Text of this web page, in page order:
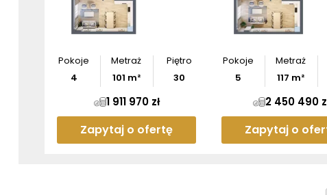
Pokoje
4
Metraż
101 m²
Piętro
30
1 911 970 zł
Zapytaj o ofertę
Pokoje
5
Metraż
117 m²
2 450 490
Zapytaj o